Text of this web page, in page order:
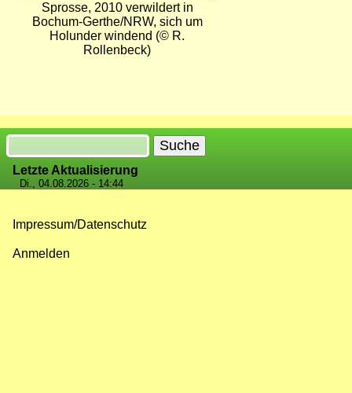
Sprosse, 2010 verwildert in
Bochum-Gerthe/NRW, sich um
Holunder windend (© R.
Rollenbeck)
Suche
Letzte Aktualisierung
Di., 04.08.2026 - 14:44
Impressum/Datenschutz
Anmelden